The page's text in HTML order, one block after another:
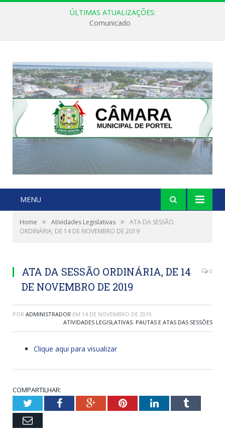
ÚLTIMAS ATUALIZAÇÕES:
Comunicado
MENU
Home » Atividades Legislativas »
ATA DA SESSÃO
ORDINÁRIA, DE 14 DE NOVEMBRO DE 2019
ATA DA SESSÃO ORDINÁRIA, DE 14
DE NOVEMBRO DE 2019
0
POR ADMINISTRADOR EM 14 DE NOVEMBRO DE 2019
ATIVIDADES LEGISLATIVAS, PAUTAS E ATAS DAS SESSÕES
Clique aqui para visualizar
COMPARTILHAR:
TwitterFacebookGoogle+PinterestLinkedInTumblr
Email